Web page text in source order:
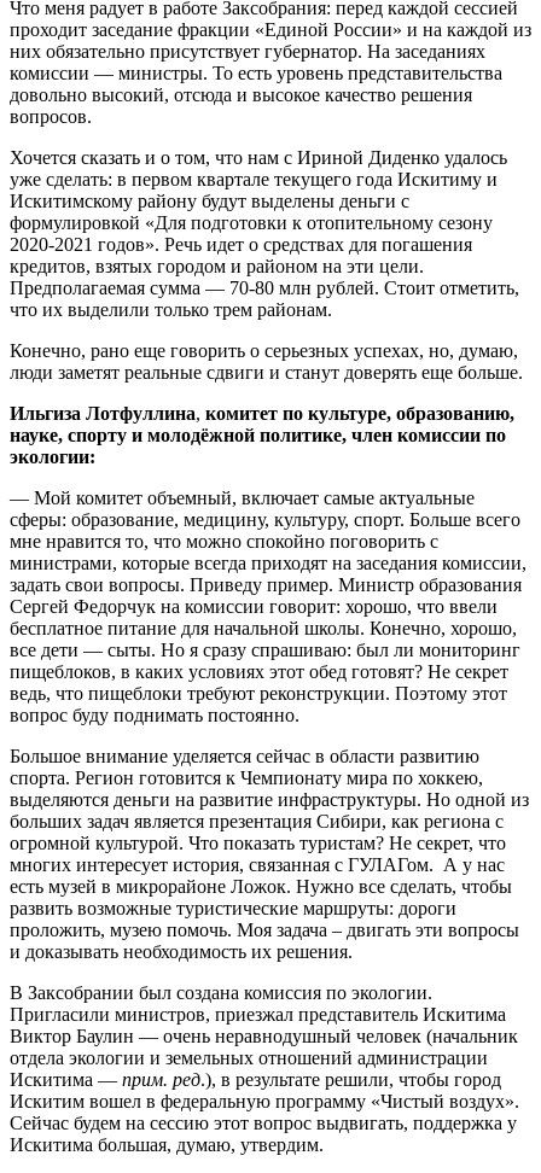
Что меня радует в работе Заксобрания: перед каждой сессией
проходит заседание фракции «Единой России» и на каждой из
них обязательно присутствует губернатор. На заседаниях
комиссии — министры. То есть уровень представительства
довольно высокий, отсюда и высокое качество решения
вопросов.
Хочется сказать и о том, что нам с Ириной Диденко удалось
уже сделать: в первом квартале текущего года Искитиму и
Искитимскому району будут выделены деньги с
формулировкой «Для подготовки к отопительному сезону
2020-2021 годов». Речь идет о средствах для погашения
кредитов, взятых городом и районом на эти цели.
Предполагаемая сумма — 70-80 млн рублей. Стоит отметить,
что их выделили только трем районам.
Конечно, рано еще говорить о серьезных успехах, но, думаю,
люди заметят реальные сдвиги и станут доверять еще больше.
Ильгиза Лотфуллина, комитет по культуре, образованию,
науке, спорту и молодёжной политике, член комиссии по
экологии:
— Мой комитет объемный, включает самые актуальные
сферы: образование, медицину, культуру, спорт. Больше всего
мне нравится то, что можно спокойно поговорить с
министрами, которые всегда приходят на заседания комиссии,
задать свои вопросы. Приведу пример. Министр образования
Сергей Федорчук на комиссии говорит: хорошо, что ввели
бесплатное питание для начальной школы. Конечно, хорошо,
все дети — сыты. Но я сразу спрашиваю: был ли мониторинг
пищеблоков, в каких условиях этот обед готовят? Не секрет
ведь, что пищеблоки требуют реконструкции. Поэтому этот
вопрос буду поднимать постоянно.
Большое внимание уделяется сейчас в области развитию
спорта. Регион готовится к Чемпионату мира по хоккею,
выделяются деньги на развитие инфраструктуры. Но одной из
больших задач является презентация Сибири, как региона с
огромной культурой. Что показать туристам? Не секрет, что
многих интересует история, связанная с ГУЛАГом. А у нас
есть музей в микрорайоне Ложок. Нужно все сделать, чтобы
развить возможные туристические маршруты: дороги
проложить, музею помочь. Моя задача – двигать эти вопросы
и доказывать необходимость их решения.
В Заксобрании был создана комиссия по экологии.
Пригласили министров, приезжал представитель Искитима
Виктор Баулин — очень неравнодушный человек (начальник
отдела экологии и земельных отношений администрации
Искитима — прим. ред.), в результате решили, чтобы город
Искитим вошел в федеральную программу «Чистый воздух».
Сейчас будем на сессию этот вопрос выдвигать, поддержка у
Искитима большая, думаю, утвердим.